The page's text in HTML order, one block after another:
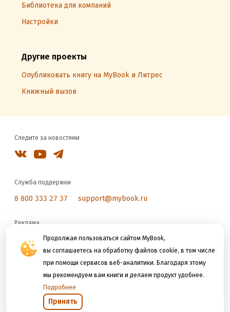
Продолжая пользоваться сайтом MyBook,
вы соглашаетесь на обработку файлов cookie, в том числе
при помощи сервисов веб-аналитики. Благодаря этому
мы рекомендуем вам книги и делаем продукт удобнее.
Подробнее
Принять
Библиотека для компаний
Настройки
Другие проекты
Опубликовать книгу на MyBook и Литрес
Книжный вызов
Следите за новостями
Служба поддержки
8 800 333 27 37 support@mybook.ru
Реклама
reklama@litres.ru
Мы принимаем к оплате
Открыть в приложении